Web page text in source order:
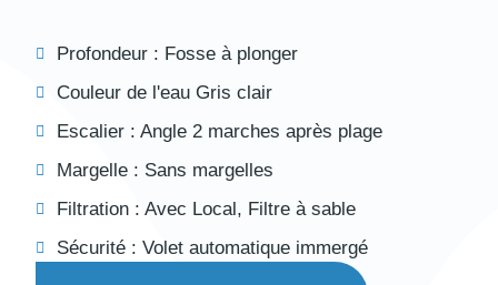
Profondeur : Fosse à plonger
Couleur de l'eau Gris clair
Escalier :Angle 2 marches après plage
Margelle : Sans margelles
Filtration :Avec Local , Filtre à sable
Sécurité :Volet automatique immergé